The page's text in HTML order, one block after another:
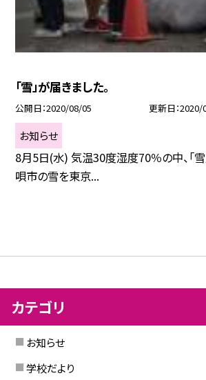
「雪」が届きました。
公開日 2020/08/05 更新日 2020/
お知らせ
8月5日(水) 気温30度湿度70％の中、「雪
唄市の雪を東京...
カテゴリ
お知らせ
学校だより